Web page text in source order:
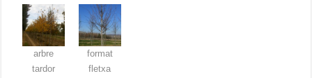
arbre
tardor
format
fletxa